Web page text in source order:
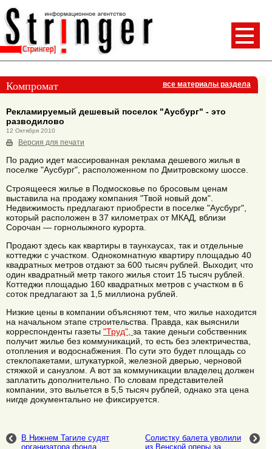
Компромат все материалы раздела
Рекламируемый дешевый поселок "Аусбург" - это
разводилово
12 Октября 2010
Версия для печати
По радио идет массированная реклама дешевого жилья в
поселке "Аусбург", расположенном по Дмитровскому шоссе.
Строящееся жилье в Подмосковье по бросовым ценам
выставила на продажу компания "Твой новый дом".
Недвижимость предлагают приобрести в поселке "Аусбург",
который расположен в 37 километрах от МКАД, вблизи
Сорочан — горнолыжного курорта.
Продают здесь как квартиры в таунхаусах, так и отдельные
коттеджи с участком. Однокомнатную квартиру площадью 40
квадратных метров отдают за 600 тысяч рублей. Выходит, что
один квадратный метр такого жилья стоит 15 тысяч рублей.
Коттеджи площадью 160 квадратных метров с участком в 6
соток предлагают за 1,5 миллиона рублей.
Низкие цены в компании объясняют тем, что жилье находится
на начальном этапе строительства. Правда, как выяснили
корреспонденты газеты "Труд", за такие деньги собственник
получит жилье без коммуникаций, то есть без электричества,
отопления и водоснабжения. По сути это будет площадь со
стеклопакетами, штукатуркой, железной дверью, черновой
стяжкой и санузлом. А вот за коммуникации владелец должен
заплатить дополнительно. По словам представителей
компании, это выльется в 5,5 тысяч рублей, однако эта цена
нигде документально не фиксируется.
В Нижнем Тагиле судят
организатора фонда
Солистку балета уволили
из Венской оперы за